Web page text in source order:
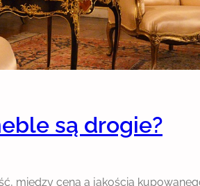
są drogie?
między ceną a jakością